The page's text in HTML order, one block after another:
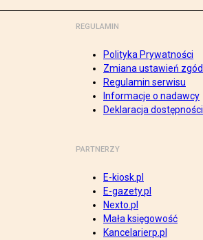
REGULAMIN
Polityka Prywatności
Zmiana ustawień zgód
Regulamin serwisu
Informacje o nadawcy
Deklaracja dostępności
PARTNERZY
E-kiosk.pl
E-gazety.pl
Nexto.pl
Mała księgowość
Kancelarierp.pl